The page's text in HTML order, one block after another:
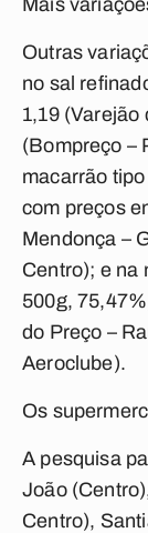
Mais
Outras
no sal
1,19 (Varejão
(Bompreço –
macarrão
com preços
Mendonça –
Centro); e na
500g,
do Preço –
Aeroclube).
Os
A pesquisa
João
Centro),